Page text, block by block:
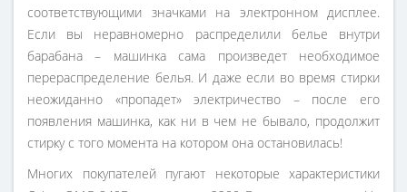
соответствующими значками на электронном дисплее.
Если вы неравномерно распределили белье внутри
барабана – машинка сама произведет необходимое
перераспределение белья. И даже если во время стирки
неожиданно «пропадет» электричество – после его
появления машинка, как ни в чем не бывало, продолжит
стирку с того момента на котором она остановилась!
Многих покупателей пугают некоторые характеристики